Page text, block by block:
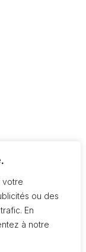
votre
ou des
En
à notreand